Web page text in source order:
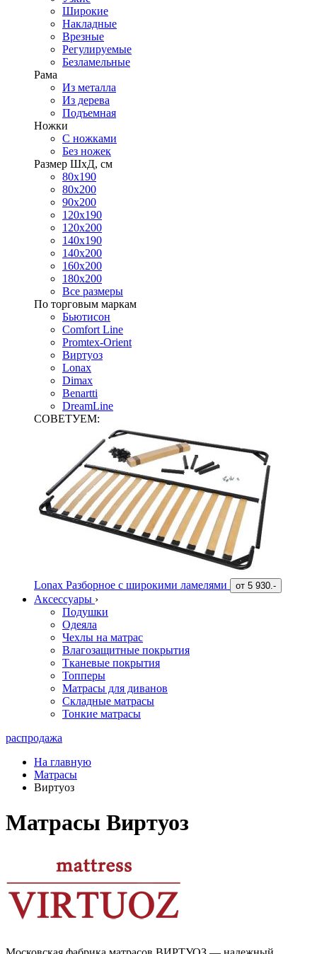
Широкие
Накладные
Врезные
Регулируемые
Безламельные
Рама
Из металла
Из дерева
Подъемная
Ножки
С ножками
Без ножек
Размер ШхД, см
80х190
80х200
90х200
120х190
120х200
140х190
140х200
160х200
180х200
Все размеры
По торговым маркам
Бьютисон
Comfort Line
Promtex-Orient
Виртуоз
Lonax
Dimax
Benartti
DreamLine
СОВЕТУЕМ:
Lonax Разборное с широкими ламелями от 5 930.-
Аксессуары ›
Подушки
Одеяла
Чехлы на матрас
Влагозащитные покрытия
Тканевые покрытия
Топперы
Матрасы для диванов
Складные матрасы
Тонкие матрасы
распродажа
На главную
Матрасы
Виртуоз
Матрасы Виртуоз